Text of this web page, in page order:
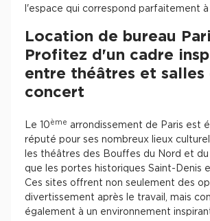
l'espace qui correspond parfaitement à
Location de bureau
Profitez d'un cadre
entre théâtres et salles
concert
Le 10 ème arrondissement de Paris est
réputé pour ses nombreux lieux
les théâtres des Bouffes du Nord et du
que les portes historiques Saint-Denis
Ces sites offrent non seulement des
divertissement après le travail, mais
également à un environnement